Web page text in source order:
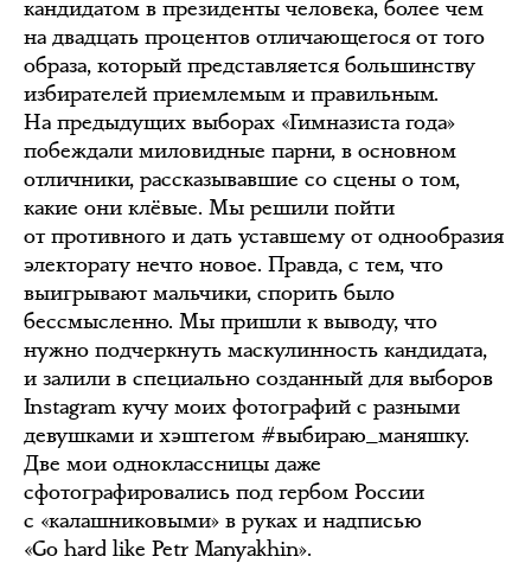
кандидатом в президенты человека, более чем
на двадцать процентов отличающегося от того
образа, который представляется большинству
избирателей приемлемым и правильным.
На предыдущих выборах «Гимназиста года»
побеждали миловидные парни, в основном
отличники, рассказывавшие со сцены о том,
какие они клёвые. Мы решили пойти
от противного и дать уставшему от однообразия
электорату нечто новое. Правда, с тем, что
выигрывают мальчики, спорить было
бессмысленно. Мы пришли к выводу, что
нужно подчеркнуть маскулинность кандидата,
и залили в специально созданный для выборов
Instagram кучу моих фотографий с разными
девушками и хэштегом #выбираю_маняшку.
Две мои одноклассницы даже
сфотографировались под гербом России
с «калашниковыми» в руках и надписью
«Go hard like Petr Manyakhin».